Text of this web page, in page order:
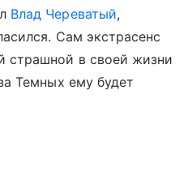
Влад Череватый,
Сам экстрасенс
страшной в своей жизни
Темных ему будет